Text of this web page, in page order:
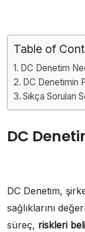
Table of
DC Denetim
DC Denetimin
Sıkça Sorulan
DC
DC Denetim,
sağlıklarını
süreç, riskleri